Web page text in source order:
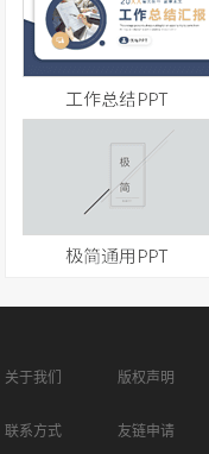
关于我们 版权声明
联系方式 友链申请